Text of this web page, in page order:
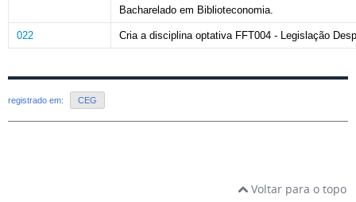
Bacharelado em Biblioteconomia.
022 Cria a disciplina optativa FFT004 - Legislação
registrado em: CEG
Voltar para o topo